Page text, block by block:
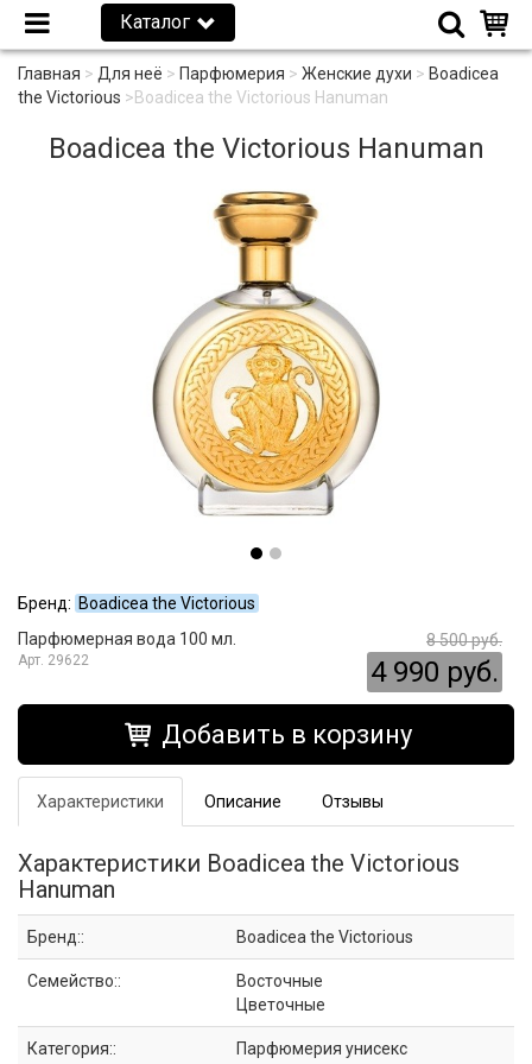
Каталог
Главная > Для неё > Парфюмерия > Женские духи > Boadicea
the Victorious >Boadicea the Victorious Hanuman
Boadicea the Victorious Hanuman
Бренд: Boadicea the Victorious
Парфюмерная вода 100 мл.
29622
8 500 руб.
4 990 руб.
Добавить в корзину
Характеристики Описание Отзывы
Характеристики Boadicea the Victorious
Hanuman
Бренд:: Boadicea the Victorious
Семейство::
Восточные
Цветочные
Категория:: Парфюмерия унисекс